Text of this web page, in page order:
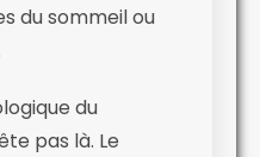
du sommeil ou
du
pas là. Le